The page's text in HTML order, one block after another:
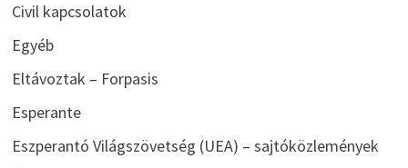
Civil kapcsolatok
Egyéb
Eltávoztak – Forpasis
Esperante
Eszperantó Világszövetség (UEA) – sajtóközlemények